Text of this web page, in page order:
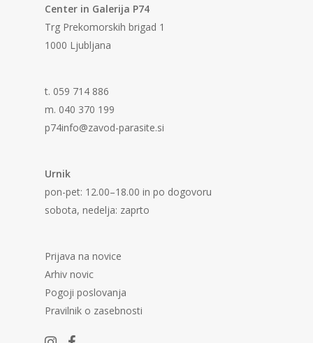
Center in Galerija P74
Trg Prekomorskih brigad 1
1000 Ljubljana
t. 059 714 886
m. 040 370 199
p74info@zavod-parasite.si
Urnik
pon-pet: 12.00–18.00 in po dogovoru
sobota, nedelja: zaprto
Prijava na novice
Arhiv novic
Pogoji poslovanja
Pravilnik o zasebnosti